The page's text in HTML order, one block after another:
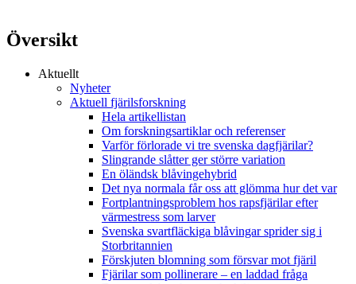
Översikt
Aktuellt
Nyheter
Aktuell fjärilsforskning
Hela artikellistan
Om forskningsartiklar och referenser
Varför förlorade vi tre svenska dagfjärilar?
Slingrande slåtter ger större variation
En öländsk blåvingehybrid
Det nya normala får oss att glömma hur det var
Fortplantningsproblem hos rapsfjärilar efter
värmestress som larver
Svenska svartfläckiga blåvingar sprider sig i
Storbritannien
Förskjuten blomning som försvar mot fjäril
Fjärilar som pollinerare – en laddad fråga